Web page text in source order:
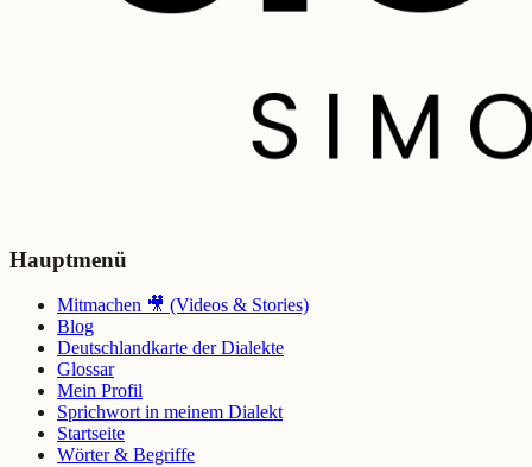
Hauptmenü
Mitmachen 🎥 (Videos & Stories)
Blog
Deutschlandkarte der Dialekte
Glossar
Mein Profil
Sprichwort in meinem Dialekt
Startseite
Wörter & Begriffe